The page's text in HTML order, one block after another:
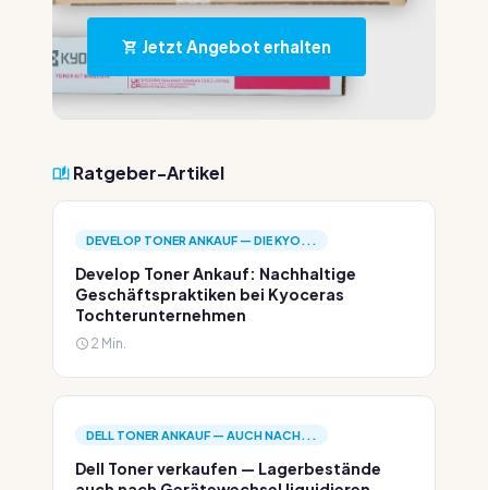
Jetzt Angebot erhalten
Ratgeber-Artikel
DEVELOP TONER ANKAUF — DIE KYO...
Develop Toner Ankauf: Nachhaltige
Geschäftspraktiken bei Kyoceras
Tochterunternehmen
2 Min.
DELL TONER ANKAUF — AUCH NACH...
Dell Toner verkaufen — Lagerbestände